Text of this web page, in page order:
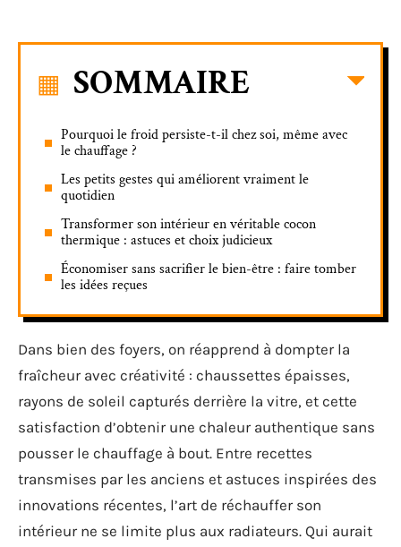
SOMMAIRE
Pourquoi le froid persiste-t-il chez soi, même avec
le chauffage ?
Les petits gestes qui améliorent vraiment le
quotidien
Transformer son intérieur en véritable cocon
thermique : astuces et choix judicieux
Économiser sans sacrifier le bien-être : faire tomber
les idées reçues
Dans bien des foyers, on réapprend à dompter la
fraîcheur avec créativité : chaussettes épaisses,
rayons de soleil capturés derrière la vitre, et cette
satisfaction d’obtenir une chaleur authentique sans
pousser le chauffage à bout. Entre recettes
transmises par les anciens et astuces inspirées des
innovations récentes, l’art de réchauffer son
intérieur ne se limite plus aux radiateurs. Qui aurait